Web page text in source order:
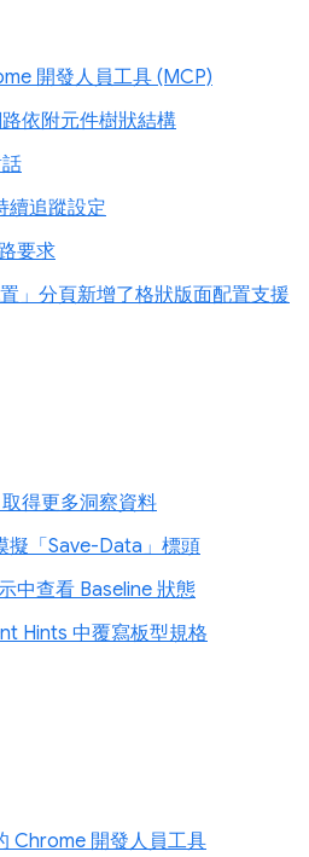
開發人員工具 (MCP)
依附元件樹狀結構
續追蹤設定
要求
」分頁新增了格狀版面配置支援
得更多洞察資料
擬「Save-Data」標頭
中查看 Baseline 狀態
Hints 中覆寫板型規格
Chrome 開發人員工具